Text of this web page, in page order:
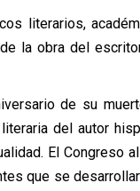
literarios,
la obra del
de su
del autor
El Congreso
que se